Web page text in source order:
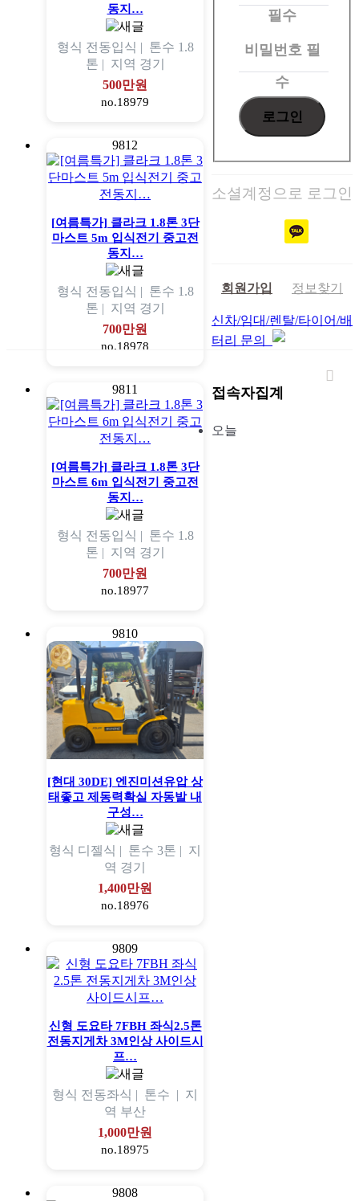
동지…
형식 전동입식 | 톤수 1.8
톤 | 지역 경기
500만원
no.18979
9812
[여름특가] 클라크 1.8톤 3단
마스트 5m 입식전기 중고전
동지…
형식 전동입식 | 톤수 1.8
톤 | 지역 경기
700만원
no.18978
9811
[여름특가] 클라크 1.8톤 3단
마스트 6m 입식전기 중고전
동지…
형식 전동입식 | 톤수 1.8
톤 | 지역 경기
700만원
no.18977
9810
[현대 30DE] 엔진미션유압 상
태좋고 제동력확실 자동발 내
구성…
형식 디젤식 | 톤수 3톤 | 지
역 경기
1,400만원
no.18976
9809
신형 도요타 7FBH 좌식2.5톤
전동지게차 3M인상 사이드시
프…
형식 전동좌식 | 톤수 | 지
역 부산
1,000만원
no.18975
9808
필수
비밀번호 필
수
소셜계정으로 로그인
회원가입 정보찾기
신차/임대/렌탈/타이어/배
터리 문의
접속자집계
오늘